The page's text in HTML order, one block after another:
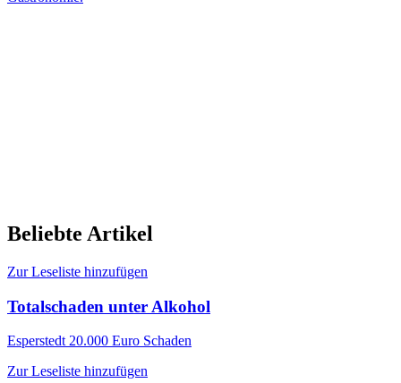
Beliebte Artikel
Zur Leseliste hinzufügen
Totalschaden unter Alkohol
Esperstedt 20.000 Euro Schaden
Zur Leseliste hinzufügen